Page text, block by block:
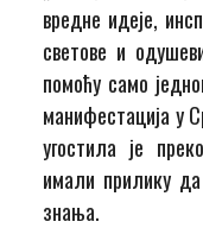
вредне идеје,
светове и
помоћу само
манифестација у
угостила је преко
имали прилику да
знања.